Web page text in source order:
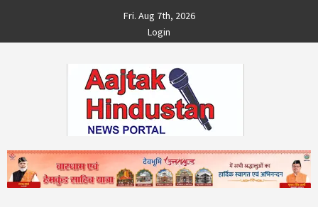
content
Fri. Aug 7th, 2026
Login